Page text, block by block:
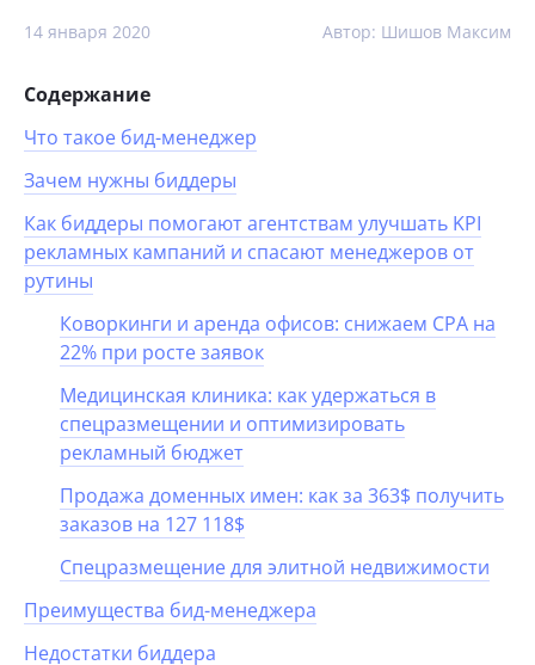
14 января 2020 Автор: Шишов Максим
Содержание
Что такое бид-менеджер
Зачем нужны биддеры
Как биддеры помогают агентствам улучшать KPI
рекламных кампаний и спасают менеджеров от
рутины
Коворкинги и аренда офисов: снижаем CPA на
22% при росте заявок
Медицинская клиника: как удержаться в
спецразмещении и оптимизировать
рекламный бюджет
Продажа доменных имен: как за 363$ получить
заказов на 127 118$
Спецразмещение для элитной недвижимости
Преимущества бид-менеджера
Недостатки биддера